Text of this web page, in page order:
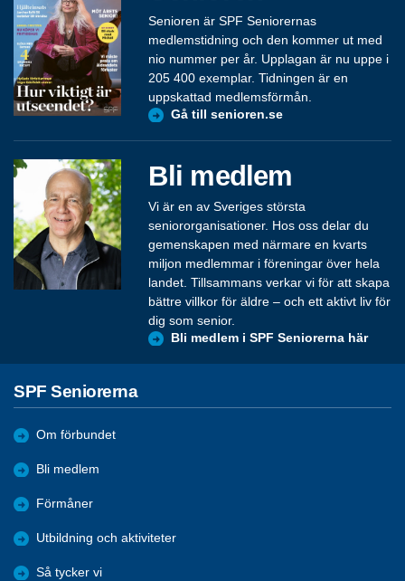
Senioren är SPF Seniorernas
medlemstidning och den kommer ut med
nio nummer per år. Upplagan är nu uppe i
205 400 exemplar. Tidningen är en
uppskattad medlemsförmån.
Gå till senioren.se
Bli medlem
Vi är en av Sveriges största
seniororganisationer. Hos oss delar du
gemenskapen med närmare en kvarts
miljon medlemmar i föreningar över hela
landet. Tillsammans verkar vi för att skapa
bättre villkor för äldre – och ett aktivt liv för
dig som senior.
Bli medlem i SPF Seniorerna här
SPF Seniorerna
Om förbundet
Bli medlem
Förmåner
Utbildning och aktiviteter
Så tycker vi